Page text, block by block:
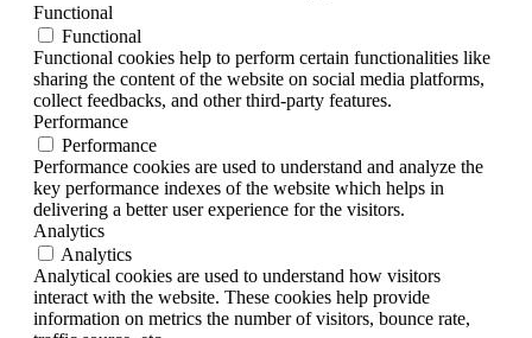
Functional
Functional
Functional cookies help to perform certain functionalities like
sharing the content of the website on social media platforms,
collect feedbacks, and other third-party features.
Performance
Performance
Performance cookies are used to understand and analyze the
key performance indexes of the website which helps in
delivering a better user experience for the visitors.
Analytics
Analytics
Analytical cookies are used to understand how visitors
interact with the website. These cookies help provide
information on metrics the number of visitors, bounce rate,